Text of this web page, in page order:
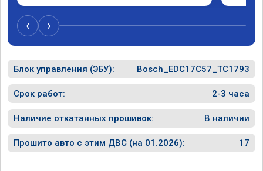
дня катаюсь, держит 12-12.5. Коробка
перестала подпинывать при наборе
скорости. Педаль газа более отзывчевее. В
похоже
способ
общем
‹ ›
Блок управления (ЭБУ): Bosch_EDC17C57_TC1793
Срок работ: 2-3 часа
Наличие откатанных прошивок: В наличии
Прошито авто с этим ДВС (на 01.2026): 17